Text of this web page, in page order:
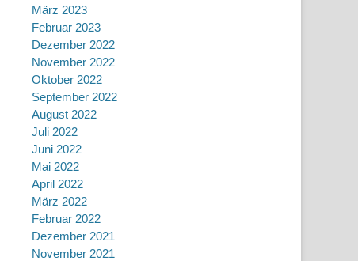
März 2023
Februar 2023
Dezember 2022
November 2022
Oktober 2022
September 2022
August 2022
Juli 2022
Juni 2022
Mai 2022
April 2022
März 2022
Februar 2022
Dezember 2021
November 2021